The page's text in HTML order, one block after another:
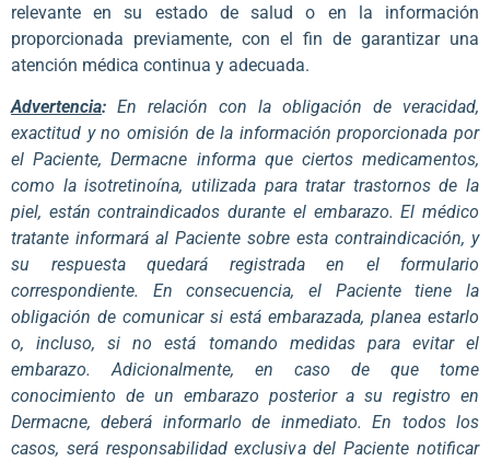
relevante en su estado de salud o en la información
proporcionada previamente, con el fin de garantizar una
atención médica continua y adecuada.
Advertencia: En relación con la obligación de veracidad,
exactitud y no omisión de la información proporcionada por
el Paciente, Dermacne informa que ciertos medicamentos,
como la isotretinoína, utilizada para tratar trastornos de la
piel, están contraindicados durante el embarazo. El médico
tratante informará al Paciente sobre esta contraindicación, y
su respuesta quedará registrada en el formulario
correspondiente. En consecuencia, el Paciente tiene la
obligación de comunicar si está embarazada, planea estarlo
o, incluso, si no está tomando medidas para evitar el
embarazo. Adicionalmente, en caso de que tome
conocimiento de un embarazo posterior a su registro en
Dermacne, deberá informarlo de inmediato. En todos los
casos, será responsabilidad exclusiva del Paciente notificar